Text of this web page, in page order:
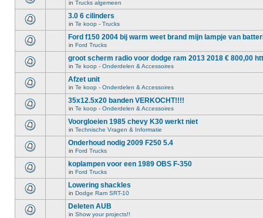
in Trucks algemeen
3.0 6 cilinders
in Te koop - Trucks
Ford f150 2004 bij warm weet brand mijn lampje van
in Ford Trucks
groot scherm radio voor dodge ram 2013 2018 € 800,00
in Te koop - Onderdelen & Accessoires
Afzet unit
in Te koop - Onderdelen & Accessoires
35x12.5x20 banden VERKOCHT!!!!
in Te koop - Onderdelen & Accessoires
Voorgloeien 1985 chevy K30 werkt niet
in Technische Vragen & Informatie
Onderhoud nodig 2009 F250 5.4
in Ford Trucks
koplampen voor een 1989 OBS F-350
in Ford Trucks
Lowering shackles
in Dodge Ram SRT-10
Deleten AUB
in Show your projects!!